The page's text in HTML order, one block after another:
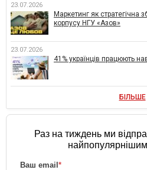
23.07.2026
Маркетинг як стратегічна
корпусу НГУ «Азов»
23.07.2026
41% українців працюють
БІЛЬШЕ
Раз на тиждень ми
Ваш email *